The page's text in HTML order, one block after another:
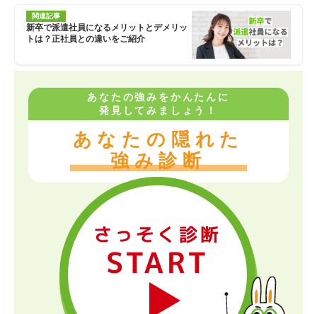
関連記事
新卒で派遣社員になるメリットとデメリッ
トは？正社員との違いをご紹介
あなたの強みをかんたんに
発見してみましょう！
あなたの隠れた
強み診断
さっそく診断
START